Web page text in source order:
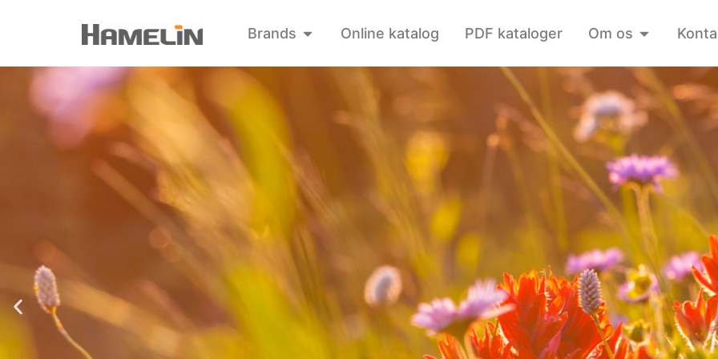
Brands Online katalog PDF kataloger Om os